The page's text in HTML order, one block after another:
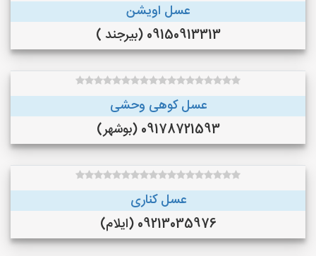
عسل اویشن
09150913313 (بیرجند )
عسل کوهی وحشی
09178721593 (بوشهر)
عسل کناری
09213035976 (ایلام)